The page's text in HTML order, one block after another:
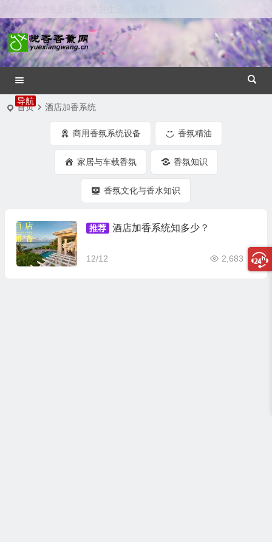
首页 酒店加香系统
商用香氛系统设备 香氛精油
家居与车载香氛 香氛知识
香氛文化与香水知识
推荐 酒店加香系统知多少？
12/12 2,683